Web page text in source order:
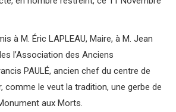
à M. Éric LAPLEAU, Maire, à M. Jean
l’Association des Anciens
PAULÉ, ancien chef du centre de
comme le veut la tradition, une gerbe de
aux Morts.